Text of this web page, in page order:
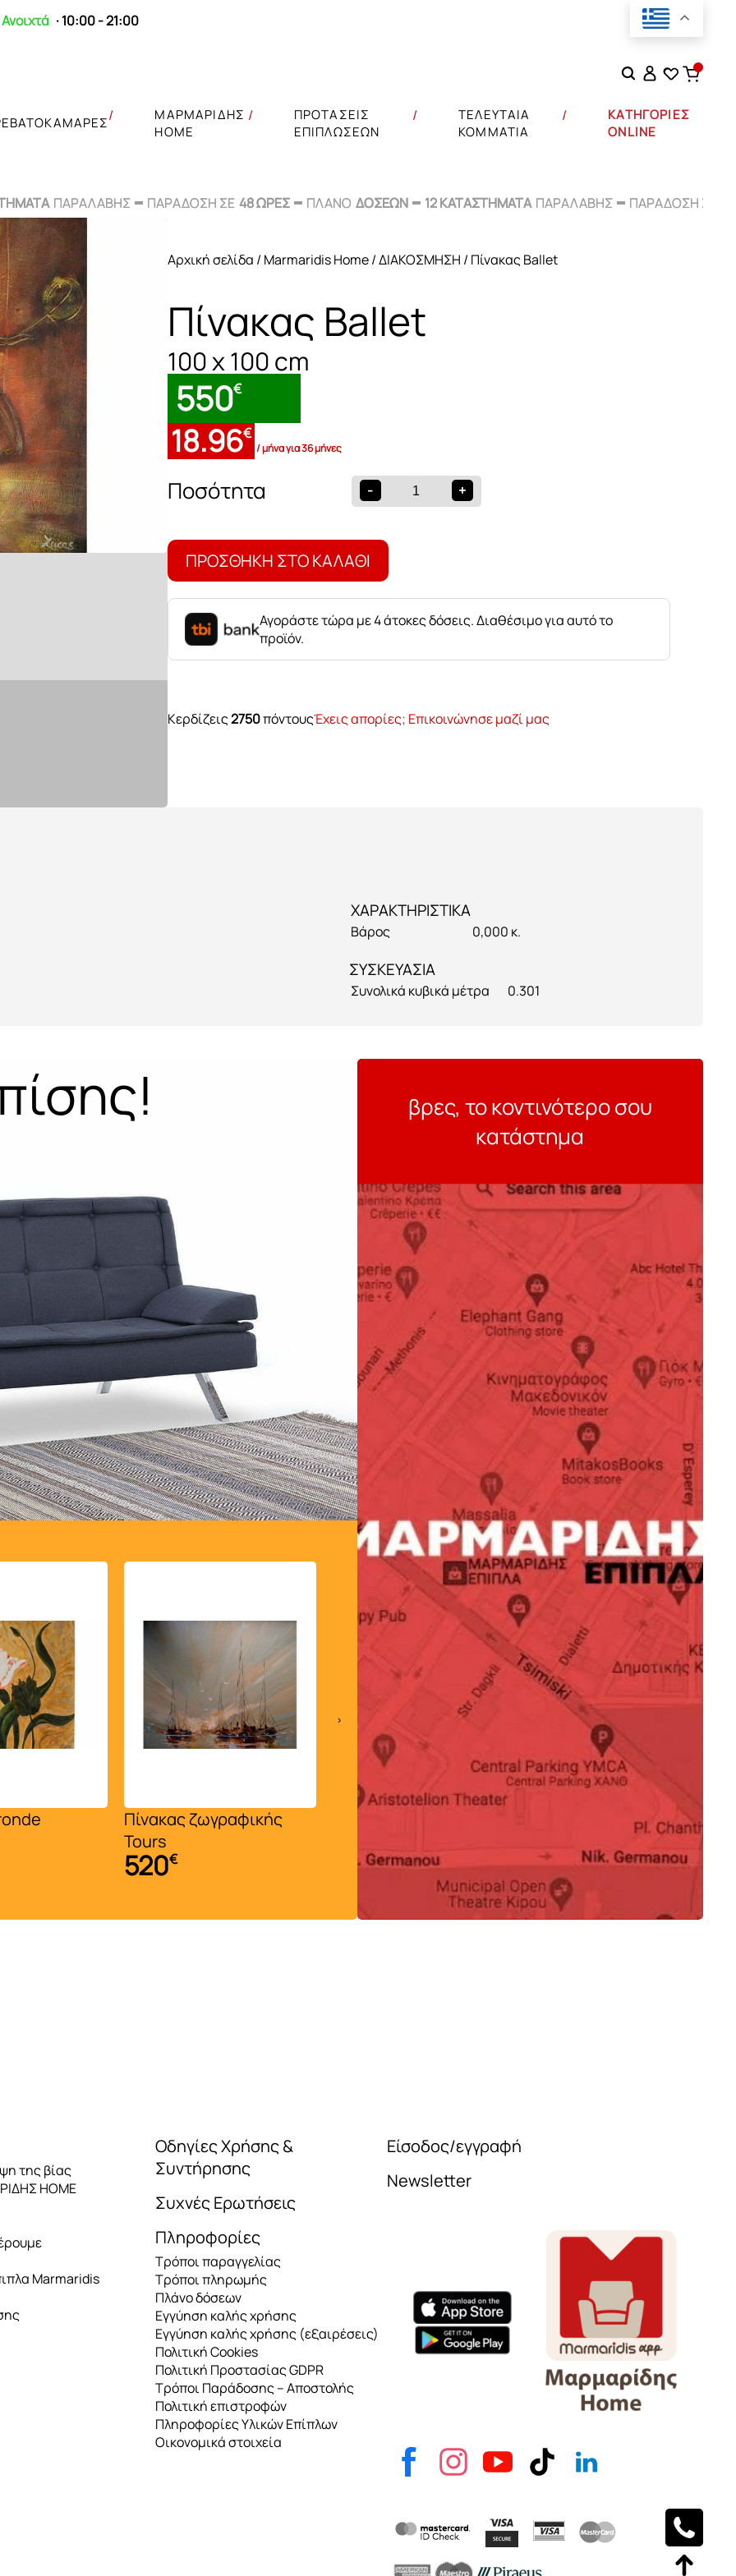
Ανοιχτά · 10:00 - 21:00
Αναζήτηση
ΜΑΡΜΑΡΙΔΗΣ
HOME
ΠΡΟΤΑΣΕΙΣ
ΕΠΙΠΛΩΣΕΩΝ
ΤΕΛΕΥΤΑΙΑ
ΚΟΜΜΑΤΙΑ
ΚΑΤΗΓΟΡΙΕΣ
ONLINE
ΠΑΡΑΛΑΒΗΣ ΠΑΡΑΔΟΣΗ ΣΕ 48 ΩΡΕΣ ΠΛΑΝΟ ΔΟΣΕΩΝ 12 ΚΑΤΑΣΤΗΜΑΤΑ ΠΑΡΑΛΑΒΗΣ ΠΑΡΑΔΟΣΗ ΣΕ
ΠΑΡΑΛΑΒΗΣ ΠΑΡΑΔΟΣΗ ΣΕ 48 ΩΡΕΣ ΠΛΑΝΟ ΔΟΣΕΩΝ 12 ΚΑΤΑΣΤΗΜΑΤΑ ΠΑΡΑΛΑΒΗΣ ΠΑΡΑΔΟΣΗ ΣΕ
Αρχική σελίδα / Marmaridis Home/ΔΙΑΚΟΣΜΗΣΗ / Πίνακας Ballet
Πίνακας Ballet
100 x 100 cm
550€
18.96€
/ μήνα για 36 μήνες
-
Πίνακας
Ballet
+
ΠΡΟΣΘΉΚΗ ΣΤΟ ΚΑΛΆΘΙ
Αγοράστε τώρα με 4 άτοκες δόσεις. Διαθέσιμο για αυτό το
προϊόν.
Κερδίζεις2750πόντουςΈχεις απορίες; Επικοινώνησε μαζί μας
Το μήνυμά σας
Βάρος
0,000 κ.
ΣΥΣΚΕΥΑΣΙΑ
Συνολικά κυβικά μέτρα 0.301
Πίνακας ζωγραφικής
Tours
520€ 440€
Πίνακας ζωγραφικής
250
›
βρες, το κοντινότερο σου
κατάστημα
της βίας
HOME
Marmaridis
Οδηγίες Χρήσης &
Συντήρησης
Συχνές Ερωτήσεις
Πληροφορίες
Τρόποι παραγγελίας
Τρόποι πληρωμής
Πλάνο δόσεων
Εγγύηση καλής χρήσης
Εγγύηση καλής χρήσης (εξαιρέσεις)
Πολιτική Cookies
Πολιτική Προστασίας GDPR
Τρόποι Παράδοσης – Αποστολής
Πολιτική επιστροφών
Πληροφορίες Υλικών Επίπλων
Οικονομικά στοιχεία
Είσοδος/εγγραφή
Newsletter